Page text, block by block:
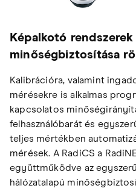
Képalkotó
minőségbiztosítása
Kalibrációra, valamint
mérésekre is alkalmas
kapcsolatos
felhasználóbarát és
teljes mértékben
mérések. A RadiCS a
együttműködve az
hálózatalapú